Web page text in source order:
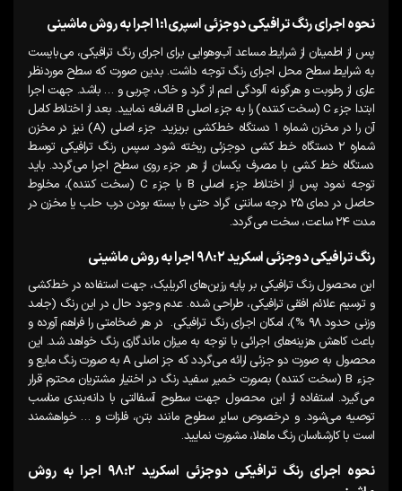
نحوه اجرای رنگ ترافیکی دوجزئی اسپری۱:۱ اجرا به روش ماشینی
پس از اطمینان از شرایط مساعد آب‌وهوایی برای اجرای رنگ ترافیکی، می‌بایست
به شرایط سطح محل اجرای رنگ توجه داشت. بدین صورت که سطح موردنظر
عاری از رطوبت و هرگونه آلودگی اعم از گرد و خاک، چربی و … باشد. جهت اجرا
ابتدا جزء C (سخت کننده) را به جزء اصلی B اضافه نمایید. بعد از اختلاط کامل
آن را در مخزن شماره ۱ دستگاه خط‌کشی بریزید. جزء اصلی (A) نیز در مخزن
شماره ۲ دستگاه خط کشی دوجزئی ریخته شود. سپس رنگ ترافیکی توسط
دستگاه خط کشی با مصرف یکسان از هر جزء روی سطح اجرا می‌گردد. باید
توجه نمود پس از اختلاط جزء اصلی B با جزء C (سخت کننده)، مخلوط
حاصل در دمای ۲۵ درجه سانتی گراد حتی با بسته بودن درب حلب یا مخزن در
مدت ۲۴ ساعت، سخت می‌گردد.
رنگ ترافیکی دوجزئی اسکرید ۹۸:۲ اجرا به روش ماشینی
این محصول رنگ ترافیکی بر پایه رزین‌های اکریلیک، جهت استفاده در خط‌کشی
و ترسیم علائم افقی ترافیکی، طراحی شده. عدم وجود حال در این رنگ (جامد
وزنی حدود ۹۸ %)، امکان اجرای رنگ ترافیکی. در هر ضخامتی را فراهم آورده و
باعث کاهش هزینه‌های اجرائی با توجه به میزان ماندگاری رنگ خواهد شد. این
محصول به صورت دو جزئی ارائه می‌گردد که جز اصلی A به صورت رنگ مایع و
جزء B (سخت کننده) بصورت خمیر سفید رنگ در اختیار مشتریان محترم قرار
می‌گیرد. استفاده از این محصول جهت سطوح آسفالتی با دانه‌بندی مناسب
توصیه می‌شود. و درخصوص سایر سطوح مانند بتن، فلزات و … خواهشمند
است با کارشناسان رنگ ماهلا، مشورت نمایید.
نحوه اجرای رنگ ترافیکی دوجزئی اسکرید ۹۸:۲ اجرا به روش